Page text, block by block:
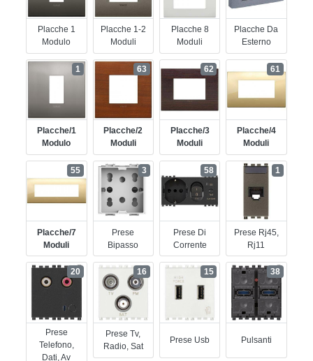
Placche 1
Modulo
Placche 1-2
Moduli
Placche 8
Moduli
Placche Da
Esterno
Placche/1
Modulo
1
Placche/2
Moduli
63
Placche/3
Moduli
62
Placche/4
Moduli
61
Placche/7
Moduli
55
Prese
Bipasso
3
Prese Di
Corrente
58
Prese Rj45,
Rj11
1
Prese
Telefono,
Dati, Av
20
Prese Tv,
Radio, Sat
16
Prese Usb
15
Pulsanti
38